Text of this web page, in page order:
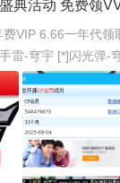
典活动 免费领
取 需要的私我哦 没有角色的帮创建 本
雷-穹宇 [*]闪光弹-